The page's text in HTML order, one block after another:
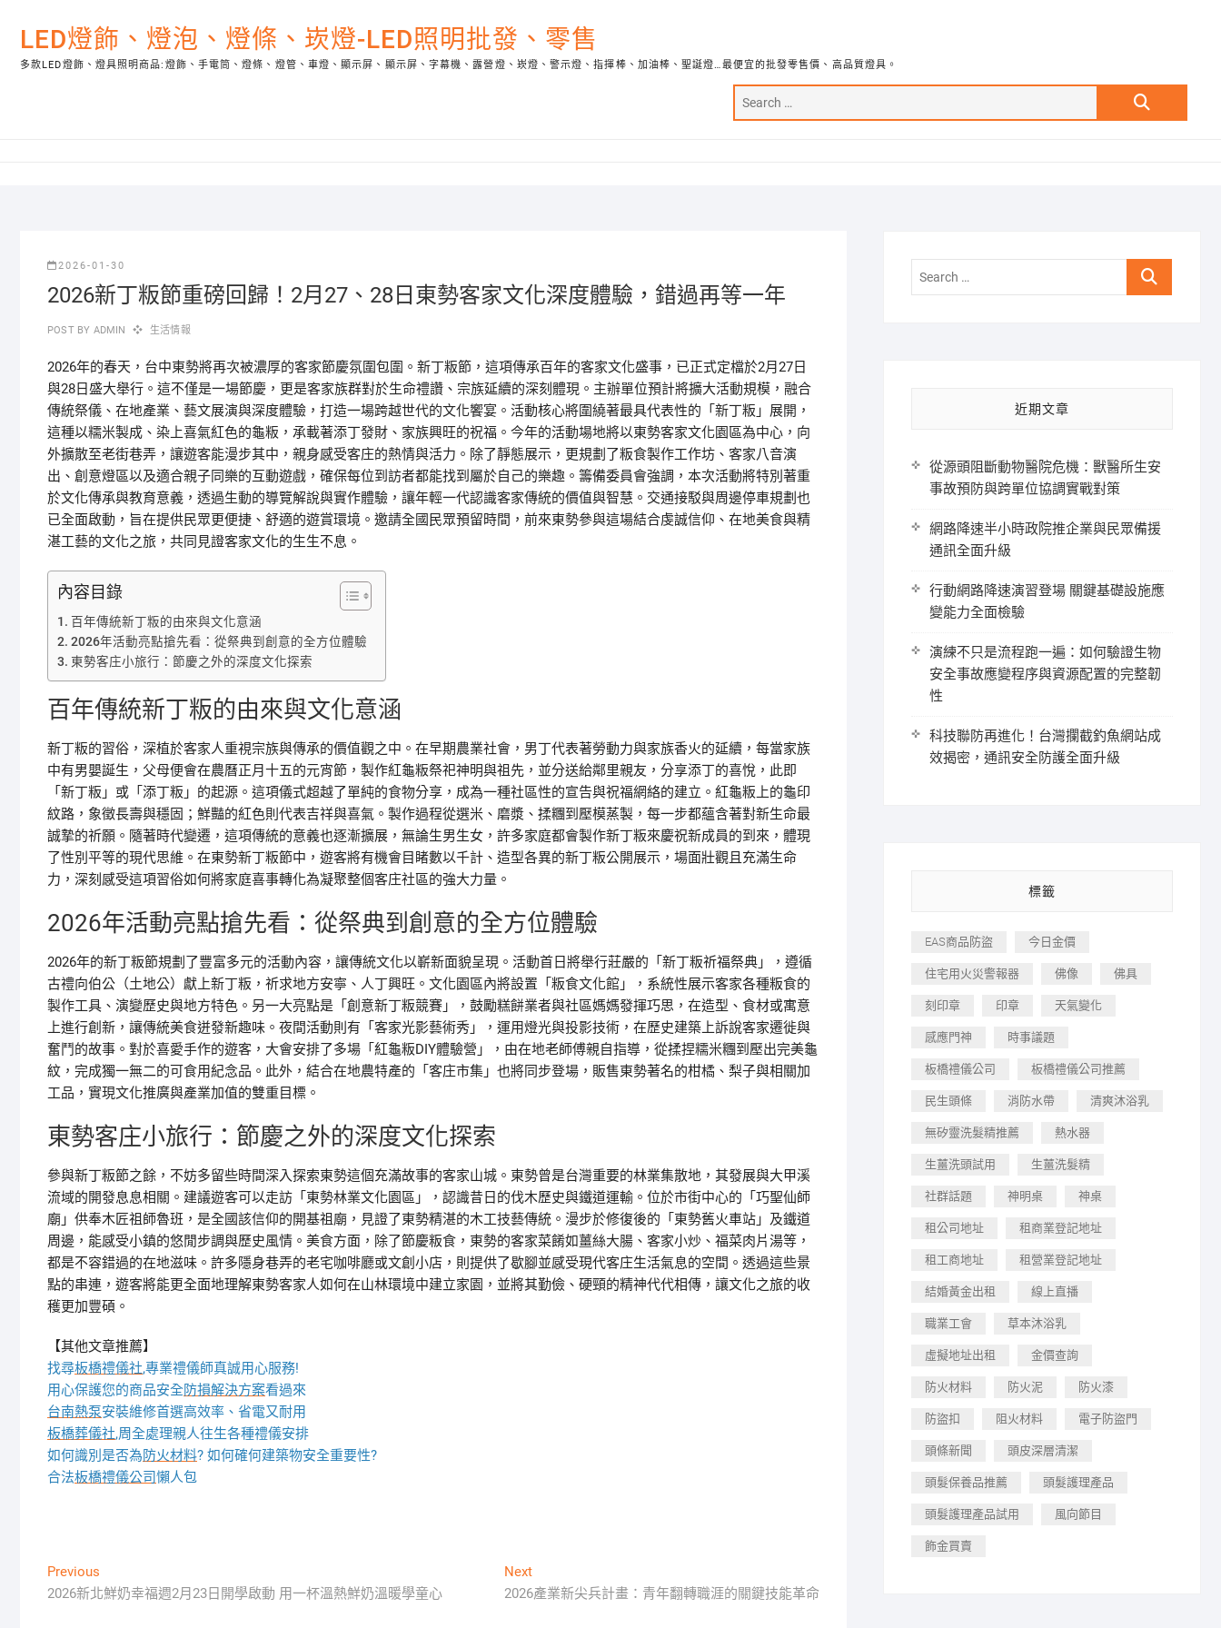
contentLED燈飾、燈泡、燈條、崁燈-LED照明批發、零售
多款LED燈飾、燈具照明商品:燈飾、手電筒、燈條、燈管、車燈、顯示屏、顯示屏、字幕機、露營燈、崁燈、警示燈、指揮棒、加油棒、聖誕燈…最便宜的批發零售價、高品質燈具。
Search
2026-01-30
2026新丁粄節重磅回歸！2月27、28日東勢客家文化深度體驗，錯過再等一年
POST BY ADMIN 生活情報
2026年的春天，台中東勢將再次被濃厚的客家節慶氛圍包圍。新丁粄節，這項傳承百年的客家文化盛事，已正式定檔於2月27日
與28日盛大舉行。這不僅是一場節慶，更是客家族群對於生命禮讚、宗族延續的深刻體現。主辦單位預計將擴大活動規模，融合
傳統祭儀、在地產業、藝文展演與深度體驗，打造一場跨越世代的文化饗宴。活動核心將圍繞著最具代表性的「新丁粄」展開，
這種以糯米製成、染上喜氣紅色的龜粄，承載著添丁發財、家族興旺的祝福。今年的活動場地將以東勢客家文化園區為中心，向
外擴散至老街巷弄，讓遊客能漫步其中，親身感受客庄的熱情與活力。除了靜態展示，更規劃了粄食製作工作坊、客家八音演
出、創意燈區以及適合親子同樂的互動遊戲，確保每位到訪者都能找到屬於自己的樂趣。籌備委員會強調，本次活動將特別著重
於文化傳承與教育意義，透過生動的導覽解說與實作體驗，讓年輕一代認識客家傳統的價值與智慧。交通接駁與周邊停車規劃也
已全面啟動，旨在提供民眾更便捷、舒適的遊賞環境。邀請全國民眾預留時間，前來東勢參與這場結合虔誠信仰、在地美食與精
湛工藝的文化之旅，共同見證客家文化的生生不息。
內容目錄
百年傳統新丁粄的由來與文化意涵
2026年活動亮點搶先看：從祭典到創意的全方位體驗
東勢客庄小旅行：節慶之外的深度文化探索
百年傳統新丁粄的由來與文化意涵
新丁粄的習俗，深植於客家人重視宗族與傳承的價值觀之中。在早期農業社會，男丁代表著勞動力與家族香火的延續，每當家族
中有男嬰誕生，父母便會在農曆正月十五的元宵節，製作紅龜粄祭祀神明與祖先，並分送給鄰里親友，分享添丁的喜悅，此即
「新丁粄」或「添丁粄」的起源。這項儀式超越了單純的食物分享，成為一種社區性的宣告與祝福網絡的建立。紅龜粄上的龜印
紋路，象徵長壽與穩固；鮮豔的紅色則代表吉祥與喜氣。製作過程從選米、磨漿、揉糰到壓模蒸製，每一步都蘊含著對新生命最
誠摯的祈願。隨著時代變遷，這項傳統的意義也逐漸擴展，無論生男生女，許多家庭都會製作新丁粄來慶祝新成員的到來，體現
了性別平等的現代思維。在東勢新丁粄節中，遊客將有機會目睹數以千計、造型各異的新丁粄公開展示，場面壯觀且充滿生命
力，深刻感受這項習俗如何將家庭喜事轉化為凝聚整個客庄社區的強大力量。
2026年活動亮點搶先看：從祭典到創意的全方位體驗
2026年的新丁粄節規劃了豐富多元的活動內容，讓傳統文化以嶄新面貌呈現。活動首日將舉行莊嚴的「新丁粄祈福祭典」，遵循
古禮向伯公（土地公）獻上新丁粄，祈求地方安寧、人丁興旺。文化園區內將設置「粄食文化館」，系統性展示客家各種粄食的
製作工具、演變歷史與地方特色。另一大亮點是「創意新丁粄競賽」，鼓勵糕餅業者與社區媽媽發揮巧思，在造型、食材或寓意
上進行創新，讓傳統美食迸發新趣味。夜間活動則有「客家光影藝術秀」，運用燈光與投影技術，在歷史建築上訴說客家遷徙與
奮鬥的故事。對於喜愛手作的遊客，大會安排了多場「紅龜粄DIY體驗營」，由在地老師傅親自指導，從揉捏糯米糰到壓出完美龜
紋，完成獨一無二的可食用紀念品。此外，結合在地農特產的「客庄市集」也將同步登場，販售東勢著名的柑橘、梨子與相關加
工品，實現文化推廣與產業加值的雙重目標。
東勢客庄小旅行：節慶之外的深度文化探索
參與新丁粄節之餘，不妨多留些時間深入探索東勢這個充滿故事的客家山城。東勢曾是台灣重要的林業集散地，其發展與大甲溪
流域的開發息息相關。建議遊客可以走訪「東勢林業文化園區」，認識昔日的伐木歷史與鐵道運輸。位於市街中心的「巧聖仙師
廟」供奉木匠祖師魯班，是全國該信仰的開基祖廟，見證了東勢精湛的木工技藝傳統。漫步於修復後的「東勢舊火車站」及鐵道
周邊，能感受小鎮的悠閒步調與歷史風情。美食方面，除了節慶粄食，東勢的客家菜餚如薑絲大腸、客家小炒、福菜肉片湯等，
都是不容錯過的在地滋味。許多隱身巷弄的老宅咖啡廳或文創小店，則提供了歇腳並感受現代客庄生活氣息的空間。透過這些景
點的串連，遊客將能更全面地理解東勢客家人如何在山林環境中建立家園，並將其勤儉、硬頸的精神代代相傳，讓文化之旅的收
穫更加豐碩。
【其他文章推薦】
找尋板橋禮儀社,專業禮儀師真誠用心服務!
用心保護您的商品安全防損解決方案看過來
台南熱泵安裝維修首選高效率、省電又耐用
板橋葬儀社,周全處理親人往生各種禮儀安排
如何識別是否為防火材料? 如何確何建築物安全重要性?
合法板橋禮儀公司懶人包
文
章
Previous
post:
2026新北鮮奶幸福週2月23日開學啟動 用一杯溫熱鮮奶溫暖學童心
NextNext
post:
2026產業新尖兵計畫：青年翻轉職涯的關鍵技能革命
Search
近期文章
從源頭阻斷動物醫院危機：獸醫所生安
事故預防與跨單位協調實戰對策
網路降速半小時政院推企業與民眾備援
通訊全面升級
行動網路降速演習登場 關鍵基礎設施應
變能力全面檢驗
演練不只是流程跑一遍：如何驗證生物
安全事故應變程序與資源配置的完整韌
性
科技聯防再進化！台灣攔截釣魚網站成
效揭密，通訊安全防護全面升級
標籤
EAS商品防盜 今日金價
住宅用火災警報器 佛像 佛具
刻印章 印章 天氣變化
感應門神 時事議題
板橋禮儀公司 板橋禮儀公司推薦
民生頭條 消防水帶 清爽沐浴乳
無矽靈洗髮精推薦 熱水器
生薑洗頭試用 生薑洗髮精
社群話題 神明桌 神桌
租公司地址 租商業登記地址
租工商地址 租營業登記地址
結婚黃金出租 線上直播
職業工會 草本沐浴乳
虛擬地址出租 金價查詢
防火材料 防火泥 防火漆
防盜扣 阻火材料 電子防盜門
頭條新聞 頭皮深層清潔
頭髮保養品推薦 頭髮護理產品
頭髮護理產品試用 風向節目
飾金買賣